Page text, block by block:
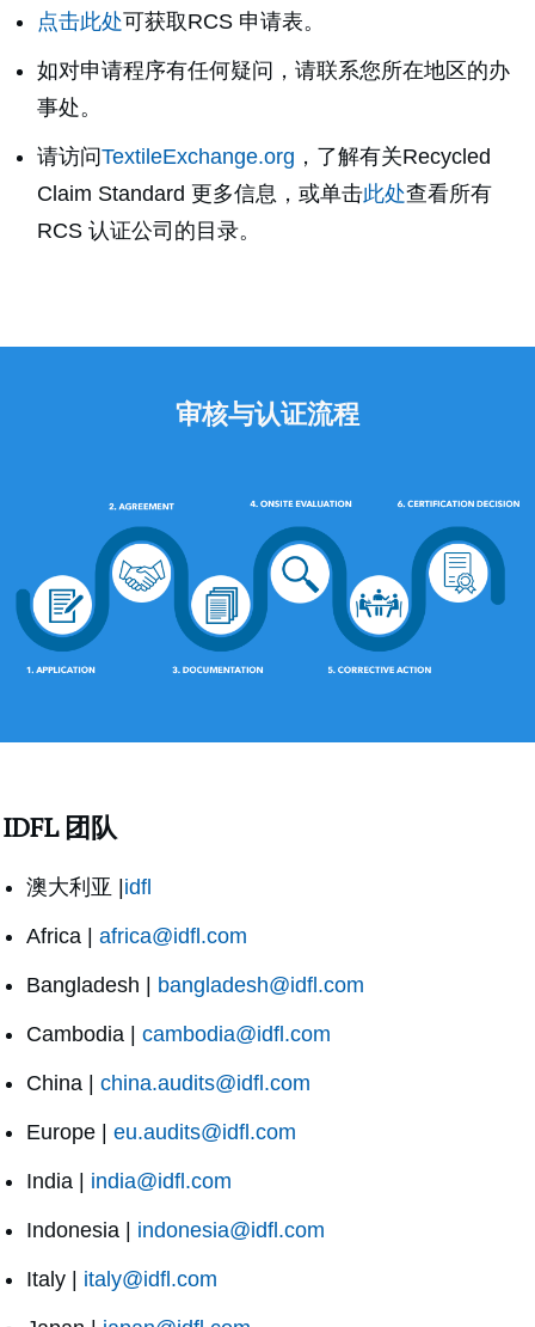
点击此处可获取RCS 申请表。
如对申请程序有任何疑问，请联系您所在地区的办
事处。
请访问TextileExchange.org ，了解有关Recycled
Claim Standard 更多信息，或单击此处查看所有
RCS 认证公司的目录。
审核与认证流程
IDFL 团队
澳大利亚 |idfl
Africa | africa@idfl.com
Bangladesh | bangladesh@idfl.com
Cambodia | cambodia@idfl.com
China | china.audits@idfl.com
Europe | eu.audits@idfl.com
India | india@idfl.com
Indonesia | indonesia@idfl.com
Italy | italy@idfl.com